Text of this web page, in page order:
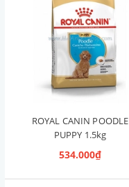
ROYAL CANIN POODLE
PUPPY 1.5kg
534.000₫